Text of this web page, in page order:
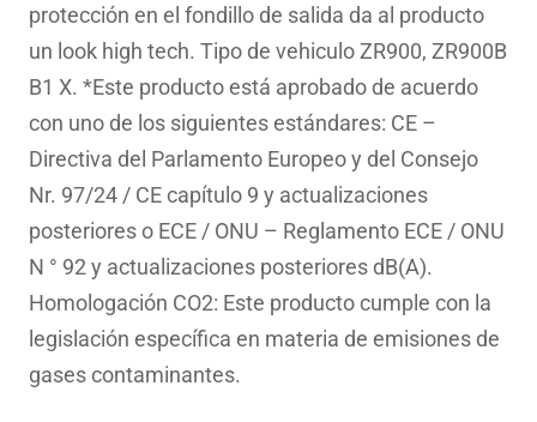
protección en el fondillo de salida da al producto
un look high tech. Tipo de vehiculo ZR900, ZR900B
B1 X. *Este producto está aprobado de acuerdo
con uno de los siguientes estándares: CE –
Directiva del Parlamento Europeo y del Consejo
Nr. 97/24 / CE capítulo 9 y actualizaciones
posteriores o ECE / ONU – Reglamento ECE / ONU
N ° 92 y actualizaciones posteriores dB(A).
Homologación CO2: Este producto cumple con la
legislación específica en materia de emisiones de
gases contaminantes.